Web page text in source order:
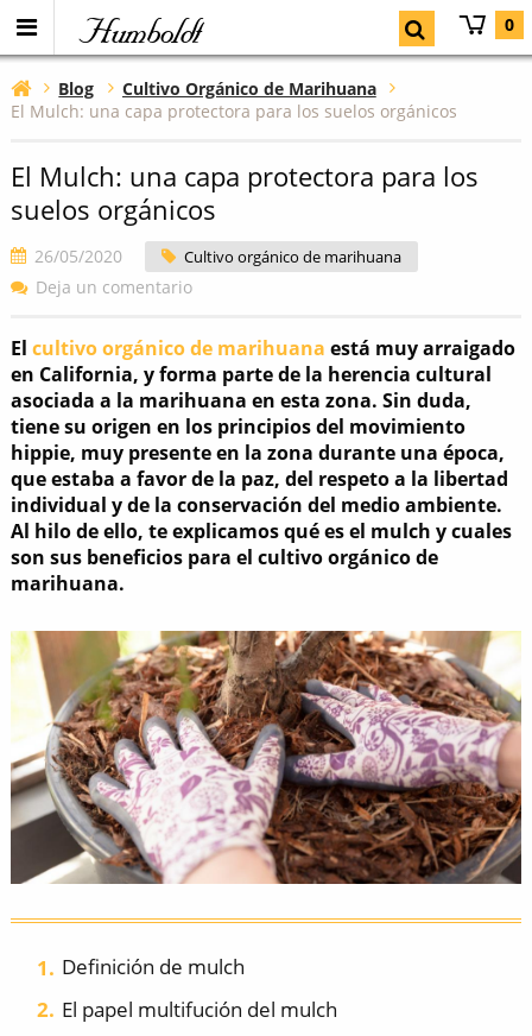
Humboldt 0
Blog
Cultivo Orgánico de Marihuana
El Mulch: una capa protectora para los suelos orgánicos
El Mulch: una capa protectora para los
suelos orgánicos
26/05/2020 Cultivo orgánico de marihuana
Deja un comentario
El cultivo orgánico de marihuana está muy arraigado
en California, y forma parte de la herencia cultural
asociada a la marihuana en esta zona. Sin duda,
tiene su origen en los principios del movimiento
hippie, muy presente en la zona durante una época,
que estaba a favor de la paz, del respeto a la libertad
individual y de la conservación del medio ambiente.
Al hilo de ello, te explicamos qué es el mulch y cuales
son sus beneficios para el cultivo orgánico de
marihuana.
Definición de mulch
El papel multifución del mulch